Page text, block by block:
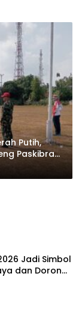
Putih,
Paskibra
Jadi Simbol
dan Dorong